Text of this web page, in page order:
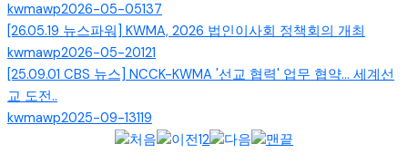
kwmawp2026-05-05137
[26.05.19 뉴스파워] KWMA, 2026 법인이사회 정책회의 개최
kwmawp2026-05-20121
[25.09.01 CBS 뉴스] NCCK-KWMA '선교 협력' 업무 협약... 세계선
교 도전..
kwmawp2025-09-13119
12